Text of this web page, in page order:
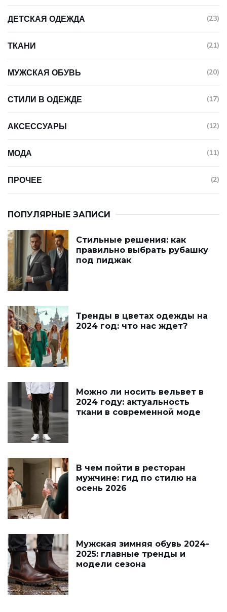
ДЕТСКАЯ ОДЕЖДА (23)
ТКАНИ (21)
МУЖСКАЯ ОБУВЬ (20)
СТИЛИ В ОДЕЖДЕ (17)
АКСЕССУАРЫ (12)
МОДА (11)
ПРОЧЕЕ (2)
ПОПУЛЯРНЫЕ ЗАПИСИ
Стильные решения: как
правильно выбрать рубашку
под пиджак
Тренды в цветах одежды на
2024 год: что нас ждет?
Можно ли носить вельвет в
2024 году: актуальность
ткани в современной моде
В чем пойти в ресторан
мужчине: гид по стилю на
осень 2026
Мужская зимняя обувь 2024-
2025: главные тренды и
модели сезона